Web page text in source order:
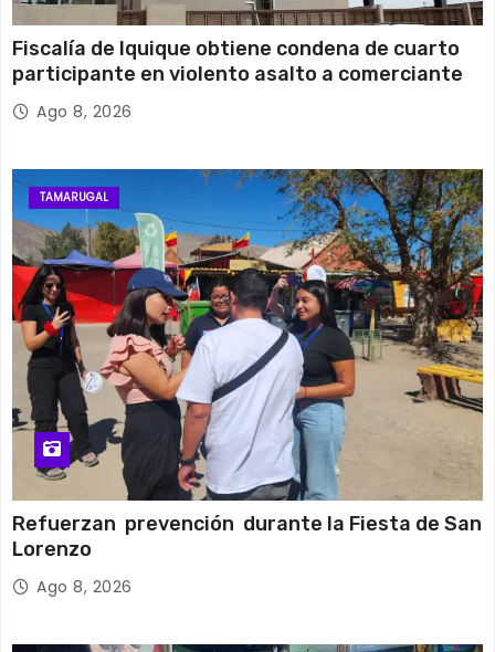
Fiscalía de Iquique obtiene condena de cuarto
participante en violento asalto a comerciante
Ago 8, 2026
TAMARUGAL
Refuerzan prevención durante la Fiesta de San
Lorenzo
Ago 8, 2026